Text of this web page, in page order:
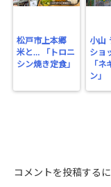
on line2897
松戸市上本郷
米と… 「トロニ
シン焼き定食」
小山
ショ
「ネ
ン」
コメントを投稿する